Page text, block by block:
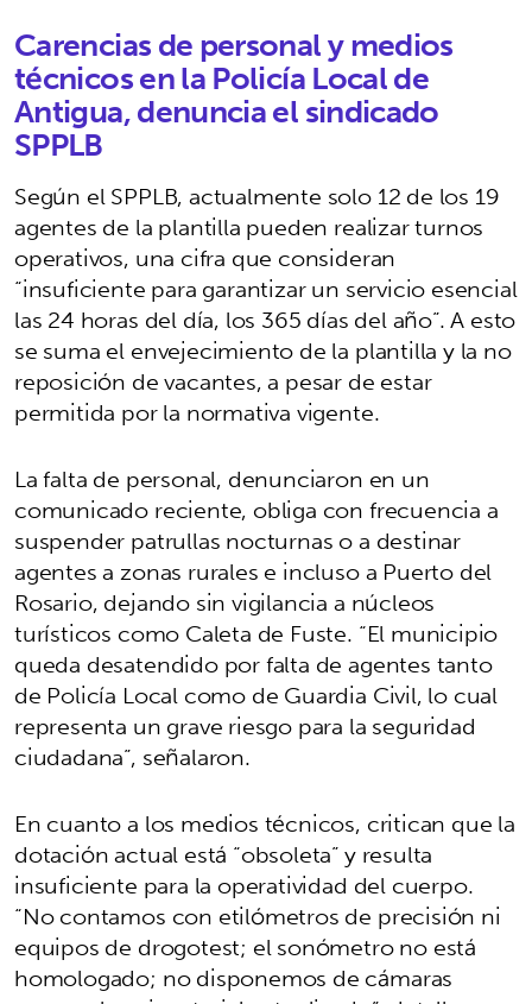
Carencias de personal y medios
técnicos en la Policía Local de
Antigua, denuncia el sindicado
SPPLB
Según el SPPLB, actualmente solo 12 de los 19
agentes de la plantilla pueden realizar turnos
operativos, una cifra que consideran
“insuficiente para garantizar un servicio esencial
las 24 horas del día, los 365 días del año”. A esto
se suma el envejecimiento de la plantilla y la no
reposición de vacantes, a pesar de estar
permitida por la normativa vigente.
La falta de personal, denunciaron en un
comunicado reciente, obliga con frecuencia a
suspender patrullas nocturnas o a destinar
agentes a zonas rurales e incluso a Puerto del
Rosario, dejando sin vigilancia a núcleos
turísticos como Caleta de Fuste. “El municipio
queda desatendido por falta de agentes tanto
de Policía Local como de Guardia Civil, lo cual
representa un grave riesgo para la seguridad
ciudadana”, señalaron.
En cuanto a los medios técnicos, critican que la
dotación actual está “obsoleta” y resulta
insuficiente para la operatividad del cuerpo.
“No contamos con etilómetros de precisión ni
equipos de drogotest; el sonómetro no está
homologado; no disponemos de cámaras